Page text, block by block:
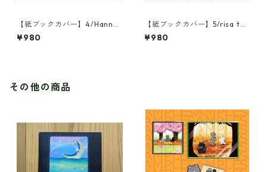
【紙ブックカバー】4/Hanna
Juno/Answering the Call/運
命を造る
¥980
【紙ブックカバー】5/risa tak
eda/marine life
¥980
その他の商品